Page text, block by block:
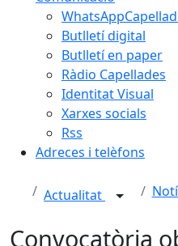
Butlletí digital
Butlletí en paper
Ràdio Capellades
Identitat Visual
Xarxes socials
Rss
Adreces i telèfons
Actualitat
Convocatòria